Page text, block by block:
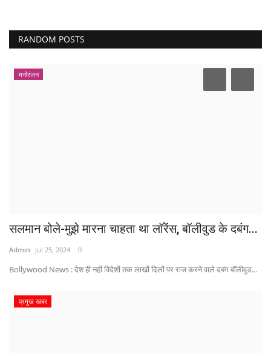
RANDOM POSTS
मनोरंजन
सलमान बोले-मुझे मारना चाहता था लॉरेंस, बॉलीवुड के दबंग...
Admin Jul 25, 2024 0
Bollywood News : देश ही नहीं विदेशों तक लाखों दिलों पर राज करने वाले दबंग बॉलीवुड...
प्रमुख खबर